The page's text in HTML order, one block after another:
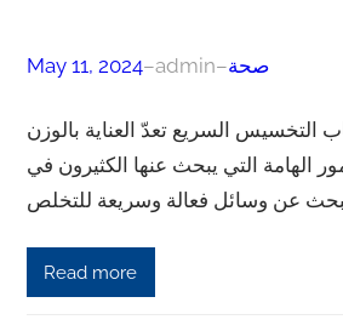
May 11, 2024–admin–صحة
السريع تعدّ العناية بالوزن
الهامة التي يبحث عنها الكثيرون في
Read more